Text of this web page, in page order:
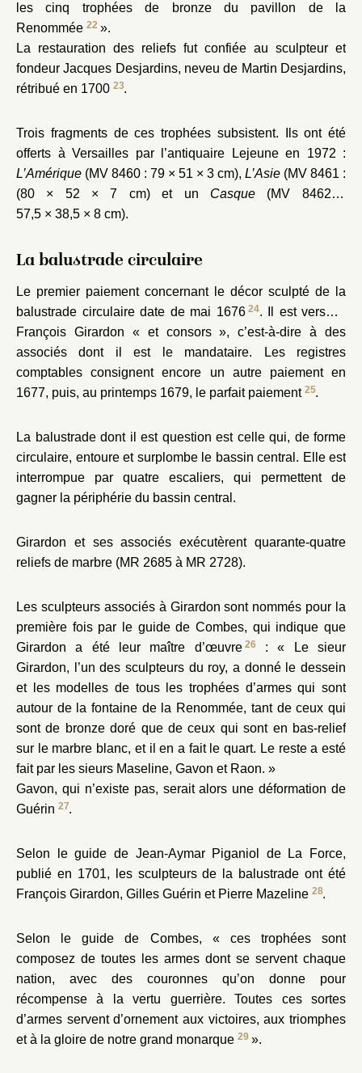
les cinq trophées de bronze du pavillon de la
Renommée 22».
La restauration des reliefs fut confiée au sculpteur et
fondeur Jacques Desjardins, neveu de Martin Desjardins,
rétribué en 1700 23.
Trois fragments de ces trophées subsistent. Ils ont été
offerts à Versailles par l’antiquaire Lejeune en 1972 :
L’Amérique (MV 8460 : 79 × 51 × 3 cm), L’Asie (MV 8461 :
(80 × 52 × 7 cm) et un Casque(MV 8462 :
57,5 × 38,5 × 8 cm).
La balustrade circulaire
Le premier paiement concernant le décor sculpté de la
balustrade circulaire date de mai 1676 24. Il est versé à
François Girardon « et consors », c’est-à-dire à des
associés dont il est le mandataire. Les registres
comptables consignent encore un autre paiement en
1677, puis, au printemps 1679, le parfait paiement 25.
La balustrade dont il est question est celle qui, de forme
circulaire, entoure et surplombe le bassin central. Elle est
interrompue par quatre escaliers, qui permettent de
gagner la périphérie du bassin central.
Girardon et ses associés exécutèrent quarante-quatre
reliefs de marbre (MR 2685 à MR 2728).
Les sculpteurs associés à Girardon sont nommés pour la
première fois par le guide de Combes, qui indique que
Girardon a été leur maître d’œuvre 26: « Le sieur
Girardon, l’un des sculpteurs du roy, a donné le dessein
et les modelles de tous les trophées d’armes qui sont
autour de la fontaine de la Renommée, tant de ceux qui
sont de bronze doré que de ceux qui sont en bas-relief
sur le marbre blanc, et il en a fait le quart. Le reste a esté
fait par les sieurs Maseline, Gavon et Raon. »
Gavon, qui n’existe pas, serait alors une déformation de
Guérin 27.
Selon le guide de Jean-Aymar Piganiol de La Force,
publié en 1701, les sculpteurs de la balustrade ont été
François Girardon, Gilles Guérin et Pierre Mazeline 28.
Selon le guide de Combes, « ces trophées sont
composez de toutes les armes dont se servent chaque
nation, avec des couronnes qu’on donne pour
récompense à la vertu guerrière. Toutes ces sortes
d’armes servent d’ornement aux victoires, aux triomphes
et à la gloire de notre grand monarque 29».